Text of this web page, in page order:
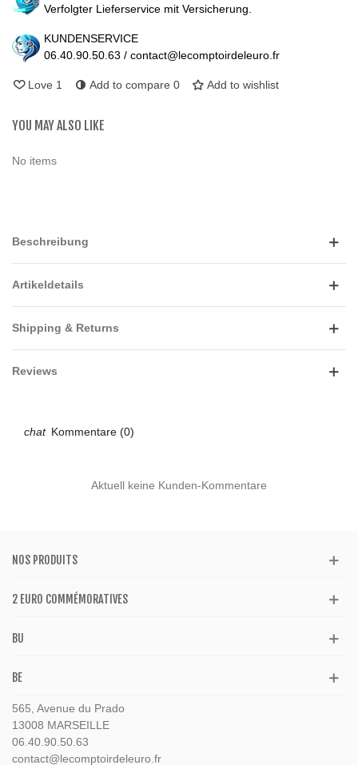
Verfolgter Lieferservice mit Versicherung.
KUNDENSERVICE
06.40.90.50.63 / contact@lecomptoirdeleuro.fr
Love 1 Add to compare 0 Add to wishlist
YOU MAY ALSO LIKE
No items
Beschreibung
Artikeldetails
Shipping & Returns
Reviews
Kommentare (0)
Aktuell keine Kunden-Kommentare
NOS PRODUITS
2 EURO COMMÉMORATIVES
BU
BE
565, Avenue du Prado
13008 MARSEILLE
06.40.90.50.63
contact@lecomptoirdeleuro.fr